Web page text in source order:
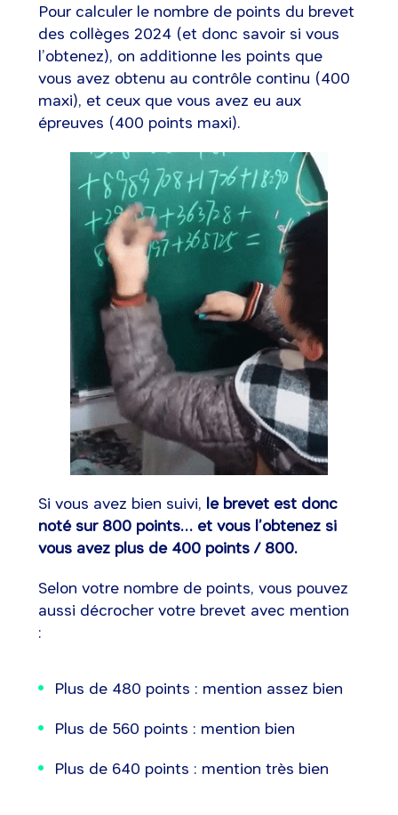
Pour calculer le nombre de points du brevet
des collèges 2024 (et donc savoir si vous
l’obtenez), on additionne les points que
vous avez obtenu au contrôle continu (400
maxi), et ceux que vous avez eu aux
épreuves (400 points maxi).
Si vous avez bien suivi, le brevet est donc
noté sur 800 points… et vous l’obtenez si
vous avez plus de 400 points / 800.
Selon votre nombre de points, vous pouvez
aussi décrocher votre brevet avec mention
:
Plus de 480 points : mention assez bien
Plus de 560 points : mention bien
Plus de 640 points : mention très bien